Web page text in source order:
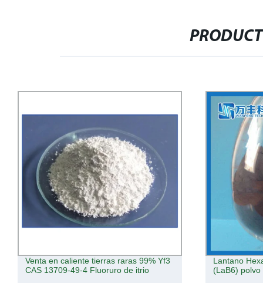
Venta en caliente tierras raras 99% Yf3
CAS 13709-49-4 Fluoruro de itrio
Lantano
(LaB6) polvo